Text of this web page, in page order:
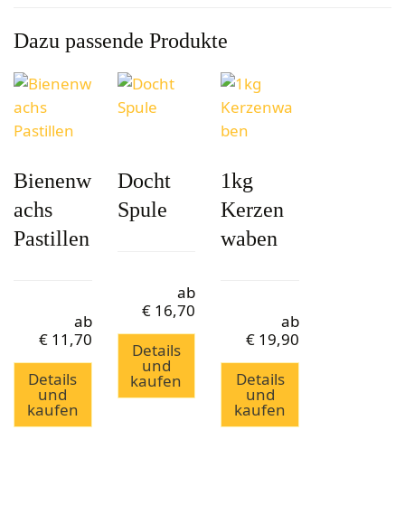
Dazu passende Produkte
Bienenw
achs
Pastillen
ab
€ 11,70
Details
und
kaufen
Docht
Spule
ab
€ 16,70
Details
und
kaufen
1kg
Kerzen
waben
ab
€ 19,90
Details
und
kaufen